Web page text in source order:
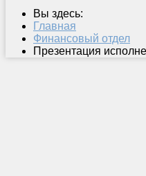
Вы здесь:
Главная
Финансовый отдел
Презентация